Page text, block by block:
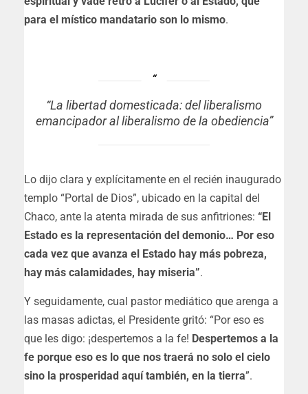
para el místico mandatario son lo mismo.
“La libertad domesticada: del liberalismo
emancipador al liberalismo de la obediencia”
Lo dijo clara y explícitamente en el recién inaugurado
templo “Portal de Dios”, ubicado en la capital del
Chaco, ante la atenta mirada de sus anfitriones: “El
Estado es la representación del demonio… Por eso
cada vez que avanza el Estado hay más pobreza,
hay más calamidades, hay miseria”.
Y seguidamente, cual pastor mediático que arenga a
las masas adictas, el Presidente gritó: “Por eso es
que les digo: ¡despertemos a la fe! Despertemos a la
fe porque eso es lo que nos traerá no solo el cielo
sino la prosperidad aquí también, en la tierra”.